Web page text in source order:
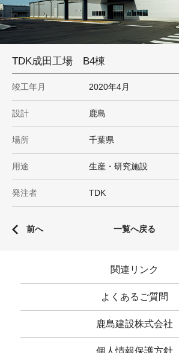
あいうえお順
TDK成田工場 B4棟
竣工年月 2020年4月
設計 鹿島
場所 千葉県
用途 生産・研究施設
発注者 TDK
前へ 一覧へ戻る
関連リンク
よくあるご質問
鹿島建設株式会社